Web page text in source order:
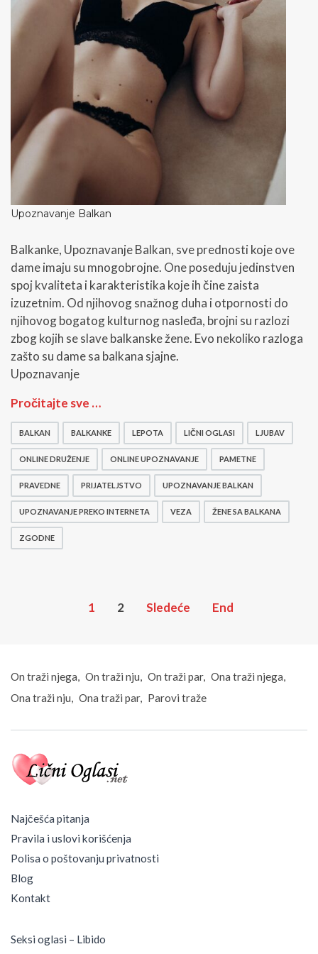
Upoznavanje Balkan
Balkanke, Upoznavanje Balkan, sve prednosti koje ove
dame imaju su mnogobrojne. One poseduju jedinstven
spoj kvaliteta i karakteristika koje ih čine zaista
izuzetnim. Od njihovog snažnog duha i otpornosti do
njihovog bogatog kulturnog nasleđa, brojni su razlozi
zbog kojih se slave balkanske žene. Evo nekoliko razloga
zašto su dame sa balkana sjajne.
Upoznavanje
U
z
a
a
j
e
Pročitajte sve …
BALKAN BALKANKE LEPOTA LIČNI OGLASI LJUBAV
ONLINE DRUŽENJE ONLINE UPOZNAVANJE PAMETNE
PRAVEDNE PRIJATELJSTVO UPOZNAVANJE BALKAN
UPOZNAVANJE PREKO INTERNETA VEZA ŽENE SA BALKANA
ZGODNE
1 2 Sledeće End
On traži njega On traži nju On traži par
Ona traži njega
Ona traži nju
Ona traži par Parovi traže
Najčešća pitanja
Pravila i uslovi korišćenja
Polisa o poštovanju privatnosti
Blog
Kontakt
Seksi oglasi – Libido